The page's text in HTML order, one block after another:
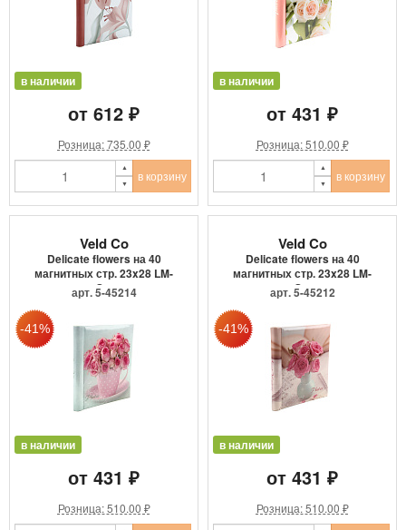
в наличии
от 612 ₽
Розница: 735.00 ₽
в корзину
в наличии
от 431 ₽
Розница: 510.00 ₽
в корзину
Veld Co
Delicate flowers на 40
магнитных стр. 23x28 LM-
S...
арт. 5-45214
в наличии
от 431 ₽
Розница: 510.00 ₽
Veld Co
Delicate flowers на 40
магнитных стр. 23x28 LM-
S...
арт. 5-45212
в наличии
от 431 ₽
Розница: 510.00 ₽